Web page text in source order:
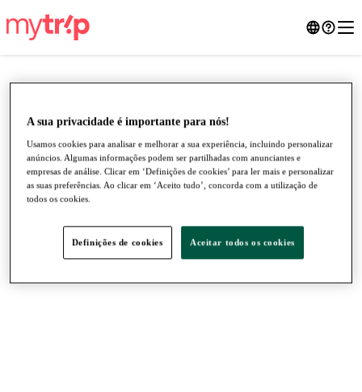
●●●
A sua privacidade é importante para nós!
Usamos cookies para analisar e melhorar a sua experiência, incluindo personalizar
anúncios. Algumas informações podem ser partilhadas com anunciantes e
empresas de análise. Clicar em ‘Definições de cookies’ para ler mais e personalizar
as suas preferências. Ao clicar em ‘Aceito tudo’, concorda com a utilização de
todos os cookies.
Definições de cookies Aceitar todos os cookies